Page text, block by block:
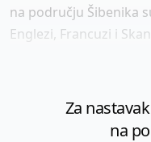
na području Šibenika
Englezi, Francuzi i
Za
na